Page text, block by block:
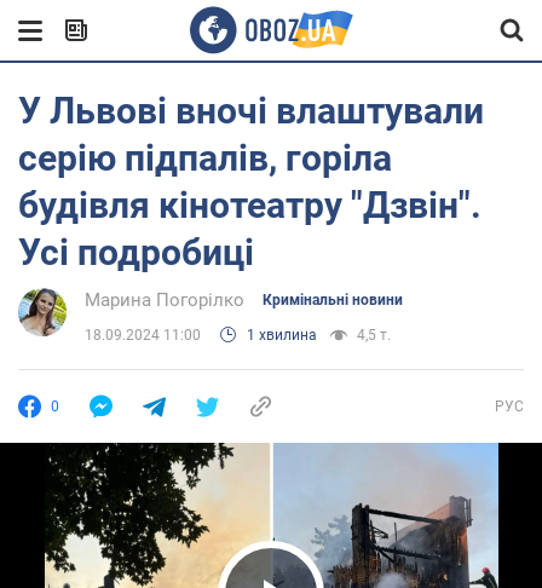
У Львові вночі влаштували
серію підпалів, горіла
будівля кінотеатру "Дзвін".
Усі подробиці
Марина Погорілко Кримінальні новини
18.09.2024 11:00 1 хвилина 4,5 т.
0 РУС